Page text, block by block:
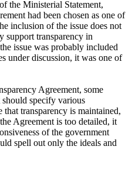
the Ministerial Statement,
had been chosen as one of
inclusion of the issue does not
support transparency in
issue was probably included
under discussion, it was one of
Agreement, some
should specify various
transparency is maintained,
Agreement is too detailed, it
of the government
spell out only the ideals and